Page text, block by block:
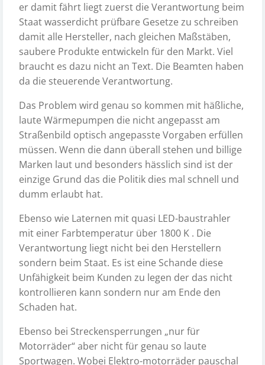
er damit fährt liegt zuerst die Verantwortung beim
Staat wasserdicht prüfbare Gesetze zu schreiben
damit alle Hersteller, nach gleichen Maßstäben,
saubere Produkte entwickeln für den Markt. Viel
braucht es dazu nicht an Text. Die Beamten haben
da die steuerende Verantwortung.
Das Problem wird genau so kommen mit häßliche,
laute Wärmepumpen die nicht angepasst am
Straßenbild optisch angepasste Vorgaben erfüllen
müssen. Wenn die dann überall stehen und billige
Marken laut und besonders hässlich sind ist der
einzige Grund das die Politik dies mal schnell und
dumm erlaubt hat.
Ebenso wie Laternen mit quasi LED-baustrahler
mit einer Farbtemperatur über 1800 K . Die
Verantwortung liegt nicht bei den Herstellern
sondern beim Staat. Es ist eine Schande diese
Unfähigkeit beim Kunden zu legen der das nicht
kontrollieren kann sondern nur am Ende den
Schaden hat.
Ebenso bei Streckensperrungen „nur für
Motorräder“ aber nicht für genau so laute
Sportwagen. Wobei Elektro-motorräder pauschal